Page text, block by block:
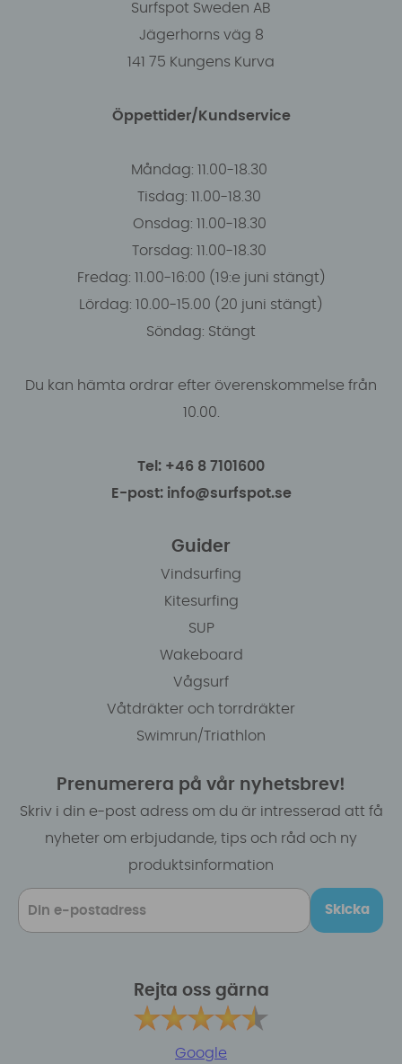
Surfspot Sweden AB
Jägerhorns väg 8
141 75 Kungens Kurva
Öppettider/Kundservice
Måndag: 11.00-18.30
Tisdag: 11.00-18.30
Onsdag: 11.00-18.30
Torsdag: 11.00-18.30
Fredag: 11.00-16:00 (19:e juni stängt)
Lördag: 10.00-15.00 (20 juni stängt)
Söndag: Stängt
Du kan hämta ordrar efter överenskommelse från
10.00.
Tel: +46 8 7101600
E-post: info@surfspot.se
Guider
Vindsurfing
Kitesurfing
SUP
Wakeboard
Vågsurf
Våtdräkter och torrdräkter
Swimrun/Triathlon
Prenumerera på vår nyhetsbrev!
Skriv i din e-post adress om du är intresserad att få
nyheter om erbjudande, tips och råd och ny
produktsinformation
Skicka
Rejta oss gärna
Google